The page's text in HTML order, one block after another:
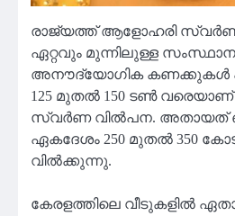
രാജ്യത്ത് ആളോഹരി
ഏറ്റവും മുന്നിലുള്ള
അനൗദ്യോഗിക കണക്കുകൾ
125 മുതൽ 150 ടൺ
സ്വർണ വിൽപന. അതായത്
ഏകദേശം 250 മുതൽ 350
വിൽക്കുന്നു.
കേരളത്തിലെ വീടുകളിൽ